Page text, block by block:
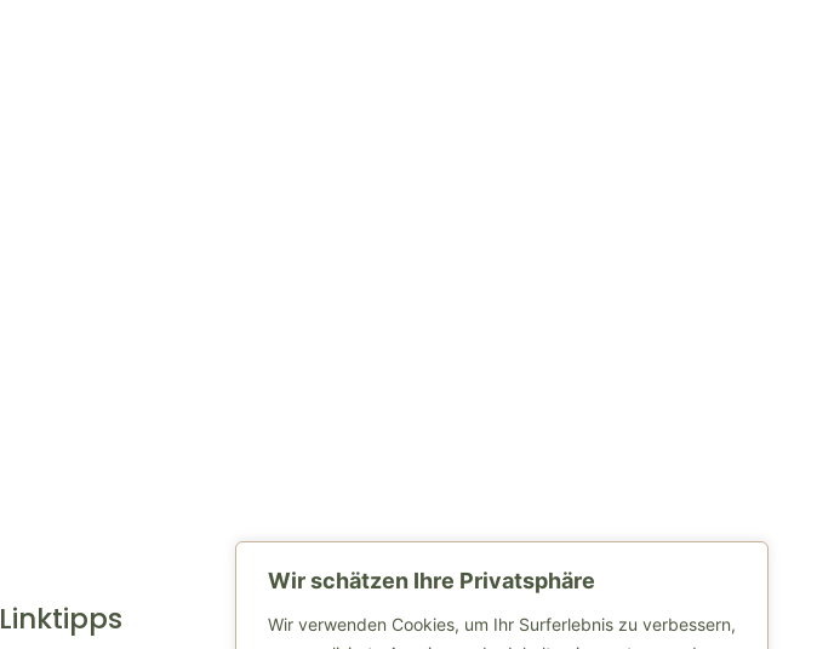
Wir schätzen Ihre Privatsphäre
Wir verwenden Cookies, um Ihr Surferlebnis zu verbessern,
Linktipps Weitere Links